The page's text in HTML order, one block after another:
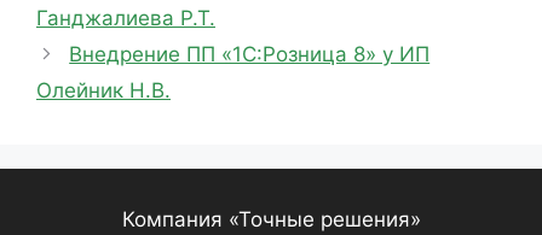
Ганджалиева Р.Т.
Внедрение ПП «1С:Розница 8» у ИП
Олейник Н.В.
Компания «Точные решения»